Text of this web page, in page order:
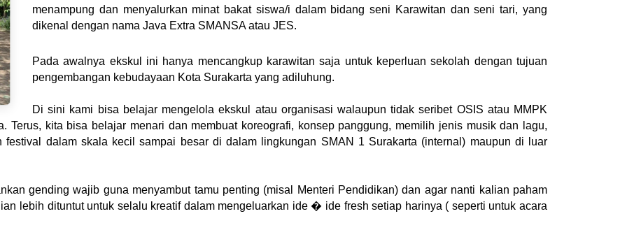
menampung dan menyalurkan minat bakat siswa/i dalam bidang seni Karawitan dan seni tari, yang
dikenal dengan nama Java Extra SMANSA atau JES.
Pada awalnya ekskul ini hanya mencangkup karawitan saja untuk keperluan sekolah dengan tujuan
pengembangan kebudayaan Kota Surakarta yang adiluhung.
Di sini kami bisa belajar mengelola ekskul atau organisasi walaupun tidak seribet OSIS atau MMPK
Terus, kita bisa belajar menari dan membuat koreografi, konsep panggung, memilih jenis musik dan lagu,
festival dalam skala kecil sampai besar di dalam lingkungan SMAN 1 Surakarta (internal) maupun di luar
gending wajib guna menyambut tamu penting (misal Menteri Pendidikan) dan agar nanti kalian paham
lebih dituntut untuk selalu kreatif dalam mengeluarkan ide � ide fresh setiap harinya ( seperti untuk acara